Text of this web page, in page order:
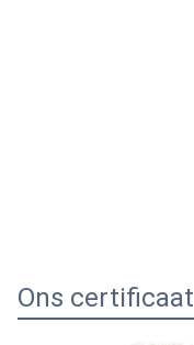
Ons certificaat